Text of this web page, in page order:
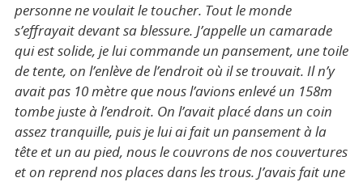
personne ne voulait le toucher. Tout le monde
s’effrayait devant sa blessure. J’appelle un camarade
qui est solide, je lui commande un pansement, une toile
de tente, on l’enlève de l’endroit où il se trouvait. Il n’y
avait pas 10 mètre que nous l’avions enlevé un 158m
tombe juste à l’endroit. On l’avait placé dans un coin
assez tranquille, puis je lui ai fait un pansement à la
tête et un au pied, nous le couvrons de nos couvertures
et on reprend nos places dans les trous. J’avais fait une